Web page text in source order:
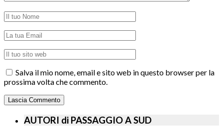
Salva il mio nome, email e sito web in questo browser per la
prossima volta che commento.
AUTORI di PASSAGGIO A SUD